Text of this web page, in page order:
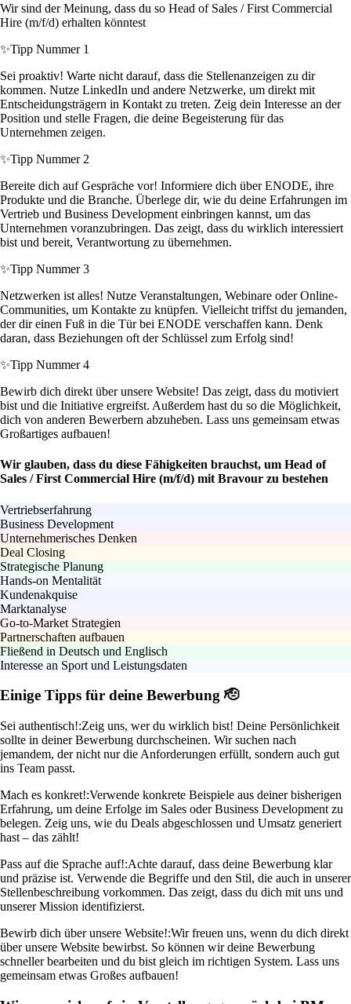
Wir sind der Meinung, dass du so Head of Sales / First Commercial
Hire (m/f/d) erhalten könntest
✨Tipp Nummer 1
Sei proaktiv! Warte nicht darauf, dass die Stellenanzeigen zu dir
kommen. Nutze LinkedIn und andere Netzwerke, um direkt mit
Entscheidungsträgern in Kontakt zu treten. Zeig dein Interesse an der
Position und stelle Fragen, die deine Begeisterung für das
Unternehmen zeigen.
✨Tipp Nummer 2
Bereite dich auf Gespräche vor! Informiere dich über ENODE, ihre
Produkte und die Branche. Überlege dir, wie du deine Erfahrungen im
Vertrieb und Business Development einbringen kannst, um das
Unternehmen voranzubringen. Das zeigt, dass du wirklich interessiert
bist und bereit, Verantwortung zu übernehmen.
✨Tipp Nummer 3
Netzwerken ist alles! Nutze Veranstaltungen, Webinare oder Online-
Communities, um Kontakte zu knüpfen. Vielleicht triffst du jemanden,
der dir einen Fuß in die Tür bei ENODE verschaffen kann. Denk
daran, dass Beziehungen oft der Schlüssel zum Erfolg sind!
✨Tipp Nummer 4
Bewirb dich direkt über unsere Website! Das zeigt, dass du motiviert
bist und die Initiative ergreifst. Außerdem hast du so die Möglichkeit,
dich von anderen Bewerbern abzuheben. Lass uns gemeinsam etwas
Großartiges aufbauen!
Wir glauben, dass du diese Fähigkeiten brauchst, um Head of
Sales / First Commercial Hire (m/f/d) mit Bravour zu bestehen
Vertriebserfahrung
Business Development
Unternehmerisches Denken
Deal Closing
Strategische Planung
Hands-on Mentalität
Kundenakquise
Marktanalyse
Go-to-Market Strategien
Partnerschaften aufbauen
Fließend in Deutsch und Englisch
Interesse an Sport und Leistungsdaten
Einige Tipps für deine Bewerbung 🫡
Sei authentisch!:Zeig uns, wer du wirklich bist! Deine Persönlichkeit
sollte in deiner Bewerbung durchscheinen. Wir suchen nach
jemandem, der nicht nur die Anforderungen erfüllt, sondern auch gut
ins Team passt.
Mach es konkret!:Verwende konkrete Beispiele aus deiner bisherigen
Erfahrung, um deine Erfolge im Sales oder Business Development zu
belegen. Zeig uns, wie du Deals abgeschlossen und Umsatz generiert
hast – das zählt!
Pass auf die Sprache auf!:Achte darauf, dass deine Bewerbung klar
und präzise ist. Verwende die Begriffe und den Stil, die auch in unserer
Stellenbeschreibung vorkommen. Das zeigt, dass du dich mit uns und
unserer Mission identifizierst.
Bewirb dich über unsere Website!:Wir freuen uns, wenn du dich direkt
über unsere Website bewirbst. So können wir deine Bewerbung
schneller bearbeiten und du bist gleich im richtigen System. Lass uns
gemeinsam etwas Großes aufbauen!